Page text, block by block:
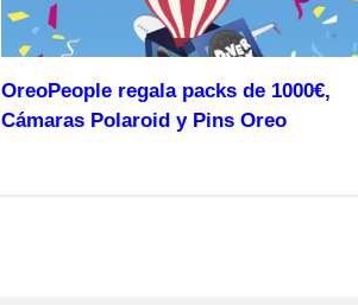
OreoPeople regala packs de 1000€,
Cámaras Polaroid y Pins Oreo